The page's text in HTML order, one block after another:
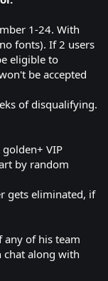
1-24. With
fonts). If 2 users
eligible to
be accepted
of disqualifying.
VIP
by random
gets eliminated, if
any of his team
chat along with